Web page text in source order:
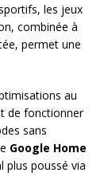
les jeux
combinée à
permet une
au
de fonctionner
sans
Google Home
plus poussé via